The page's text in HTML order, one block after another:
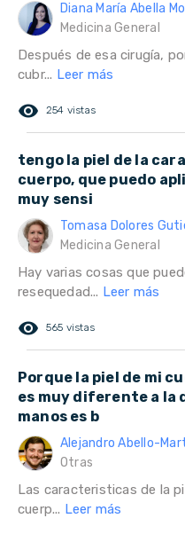
Diana María Abella
Medicina General
Después de esa cirugía,
cubr... Leer más
remove_red_eye 254 vistas
tengo la piel de la
cuerpo, que puedo
muy sensi
Tomasa Dolores
Medicina General
Hay varias cosas que
resequedad... Leer más
remove_red_eye 565 vistas
Porque la piel de mi
es muy diferente a la
manos es b
Alejandro Abello-
Otras
Las caracteristicas de la
cuerp... Leer más